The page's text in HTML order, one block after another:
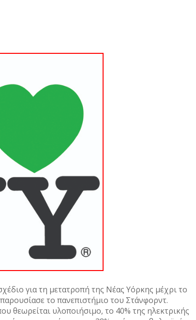
για τη μετατροπή της Νέας Υόρκης μέχρι το
το πανεπιστήμιο του Στάνφορντ.
θεωρείται υλοποιήσιμο, το 40% της ηλεκτρικής